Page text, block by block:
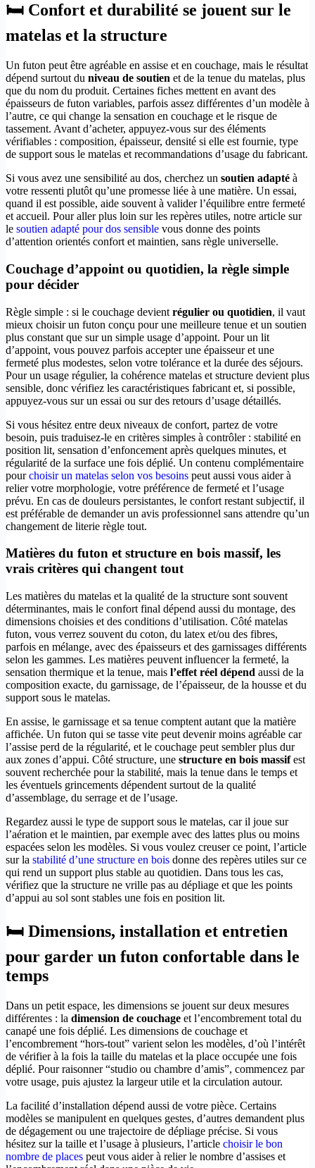
🛏️ Confort et durabilité se jouent sur le
matelas et la structure
Un futon peut être agréable en assise et en couchage, mais le résultat
dépend surtout du niveau de soutien et de la tenue du matelas, plus
que du nom du produit. Certaines fiches mettent en avant des
épaisseurs de futon variables, parfois assez différentes d’un modèle à
l’autre, ce qui change la sensation en couchage et le risque de
tassement. Avant d’acheter, appuyez-vous sur des éléments
vérifiables : composition, épaisseur, densité si elle est fournie, type
de support sous le matelas et recommandations d’usage du fabricant.
Si vous avez une sensibilité au dos, cherchez un soutien adapté à
votre ressenti plutôt qu’une promesse liée à une matière. Un essai,
quand il est possible, aide souvent à valider l’équilibre entre fermeté
et accueil. Pour aller plus loin sur les repères utiles, notre article sur
le soutien adapté pour dos sensible vous donne des points
d’attention orientés confort et maintien, sans règle universelle.
Couchage d’appoint ou quotidien, la règle simple
pour décider
Règle simple : si le couchage devient régulier ou quotidien, il vaut
mieux choisir un futon conçu pour une meilleure tenue et un soutien
plus constant que sur un simple usage d’appoint. Pour un lit
d’appoint, vous pouvez parfois accepter une épaisseur et une
fermeté plus modestes, selon votre tolérance et la durée des séjours.
Pour un usage régulier, la cohérence matelas et structure devient plus
sensible, donc vérifiez les caractéristiques fabricant et, si possible,
appuyez-vous sur un essai ou sur des retours d’usage détaillés.
Si vous hésitez entre deux niveaux de confort, partez de votre
besoin, puis traduisez-le en critères simples à contrôler : stabilité en
position lit, sensation d’enfoncement après quelques minutes, et
régularité de la surface une fois déplié. Un contenu complémentaire
pourchoisir un matelas selon vos besoins peut aussi vous aider à
relier votre morphologie, votre préférence de fermeté et l’usage
prévu. En cas de douleurs persistantes, le confort restant subjectif, il
est préférable de demander un avis professionnel sans attendre qu’un
changement de literie règle tout.
Matières du futon et structure en bois massif, les
vrais critères qui changent tout
Les matières du matelas et la qualité de la structure sont souvent
déterminantes, mais le confort final dépend aussi du montage, des
dimensions choisies et des conditions d’utilisation. Côté matelas
futon, vous verrez souvent du coton, du latex et/ou des fibres,
parfois en mélange, avec des épaisseurs et des garnissages différents
selon les gammes. Les matières peuvent influencer la fermeté, la
sensation thermique et la tenue, mais l’effet réel dépend aussi de la
composition exacte, du garnissage, de l’épaisseur, de la housse et du
support sous le matelas.
En assise, le garnissage et sa tenue comptent autant que la matière
affichée. Un futon qui se tasse vite peut devenir moins agréable car
l’assise perd de la régularité, et le couchage peut sembler plus dur
aux zones d’appui. Côté structure, une structure en bois massifest
souvent recherchée pour la stabilité, mais la tenue dans le temps et
les éventuels grincements dépendent surtout de la qualité
d’assemblage, du serrage et de l’usage.
Regardez aussi le type de support sous le matelas, car il joue sur
l’aération et le maintien, par exemple avec des lattes plus ou moins
espacées selon les modèles. Si vous voulez creuser ce point, l’article
sur la stabilité d’une structure en bois donne des repères utiles sur ce
qui rend un support plus stable au quotidien. Dans tous les cas,
vérifiez que la structure ne vrille pas au dépliage et que les points
d’appui au sol sont stables une fois en position lit.
🛏️ Dimensions, installation et entretien
pour garder un futon confortable dans le
temps
Dans un petit espace, les dimensions se jouent sur deux mesures
différentes : la dimension de couchage et l’encombrement total du
canapé une fois déplié. Les dimensions de couchage et
l’encombrement “hors-tout” varient selon les modèles, d’où l’intérêt
de vérifier à la fois la taille du matelas et la place occupée une fois
déplié. Pour raisonner “studio ou chambre d’amis”, commencez par
votre usage, puis ajustez la largeur utile et la circulation autour.
La facilité d’installation dépend aussi de votre pièce. Certains
modèles se manipulent en quelques gestes, d’autres demandent plus
de dégagement ou une trajectoire de dépliage précise. Si vous
hésitez sur la taille et l’usage à plusieurs, l’article choisir le bon
nombre de places peut vous aider à relier le nombre d’assises et